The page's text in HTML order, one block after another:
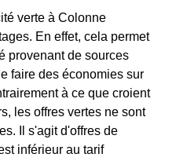
verte à Colonne
En effet, cela permet
provenant de sources
faire des économies sur
à ce que croient
les offres vertes ne sont
Il s'agit d'offres de
inférieur au tarif